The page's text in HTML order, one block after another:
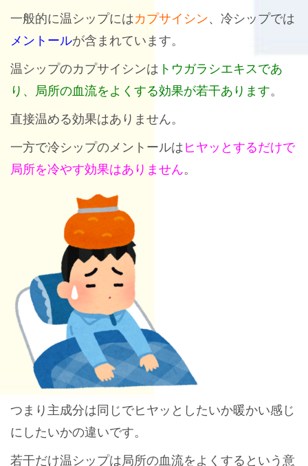
一般的に温シップにはカプサイシン、冷シップでは
メントールが含まれています。
温シップのカプサイシンは トウガラシエキスであ
り、局所の血流をよくする効果が若干あります。
直接温める効果はありません。
一方で冷シップのメントールはヒヤッとするだけで
局所を冷やす効果はありません。
つまり主成分は同じでヒヤッとしたいか暖かい感じ
にしたいかの違いです。
若干だけ温シップは局所の血流をよくするという意